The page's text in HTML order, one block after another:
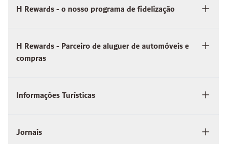
H Rewards - o nosso programa de fidelização
H Rewards - Parceiro de aluguer de automóveis e
compras
Informações Turísticas
Jornais